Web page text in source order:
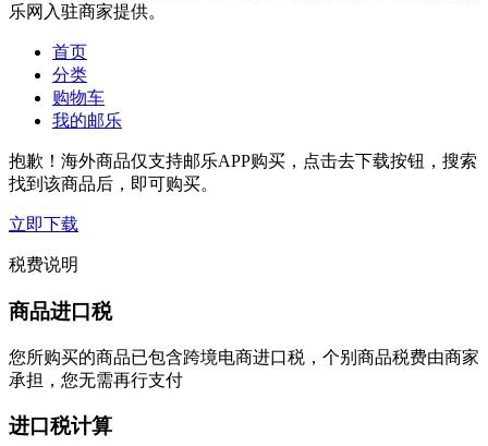
乐网入驻商家提供。
首页
分类
购物车
我的邮乐
抱歉！海外商品仅支持邮乐APP购买，点击去下载按钮，搜索
找到该商品后，即可购买。
立即下载
税费说明
商品进口税
您所购买的商品已包含跨境电商进口税，个别商品税费由商家
承担，您无需再行支付
进口税计算